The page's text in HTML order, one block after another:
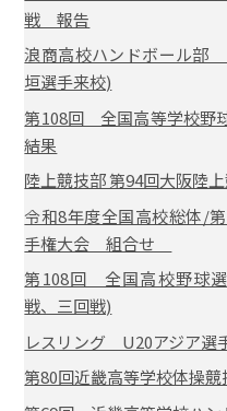
戦 報告
浪商高校ハンドボール
垣選手来校)
第108回 全国高等学校
結果
陸上競技部 第94回大阪陸
令和8年度全国高校総体/
手権大会 組合せ
第108回 全国高校野球
戦、三回戦)
レスリング U20アジア
第80回近畿高等学校体操